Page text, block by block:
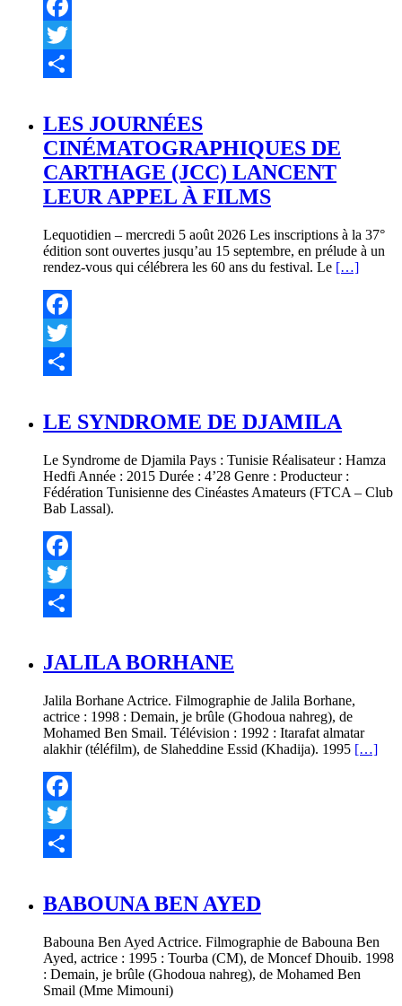
Facebook
Twitter
LES JOURNÉES
CINÉMATOGRAPHIQUES DE
CARTHAGE (JCC) LANCENT
LEUR APPEL À FILMS
Lequotidien – mercredi 5 août 2026 Les inscriptions à la 37°
édition sont ouvertes jusqu’au 15 septembre, en prélude à un
rendez-vous qui célébrera les 60 ans du festival. Le […]
Facebook
Twitter
LE SYNDROME DE DJAMILA
Le Syndrome de Djamila Pays : Tunisie Réalisateur : Hamza
Hedfi Année : 2015 Durée : 4’28 Genre : Producteur :
Fédération Tunisienne des Cinéastes Amateurs (FTCA – Club
Bab Lassal).
Facebook
Twitter
JALILA BORHANE
Jalila Borhane Actrice. Filmographie de Jalila Borhane,
actrice : 1998 : Demain, je brûle (Ghodoua nahreg), de
Mohamed Ben Smail. Télévision : 1992 : Itarafat almatar
alakhir (téléfilm), de Slaheddine Essid (Khadija). 1995 […]
Facebook
Twitter
BABOUNA BEN AYED
Babouna Ben Ayed Actrice. Filmographie de Babouna Ben
Ayed, actrice : 1995 : Tourba (CM), de Moncef Dhouib. 1998
: Demain, je brûle (Ghodoua nahreg), de Mohamed Ben
Smail (Mme Mimouni)